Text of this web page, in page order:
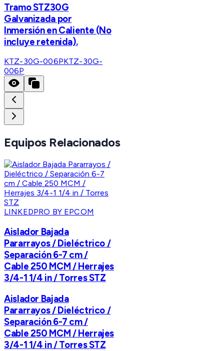
Tramo STZ30G
Galvanizada por
Inmersión en Caliente (No
incluye retenida).
KTZ-30G-006PKTZ-30G-
006P
Equipos Relacionados
LINKEDPRO BY EPCOM
Aislador Bajada
Pararrayos / Dieléctrico /
Separación 6-7 cm /
Cable 250 MCM / Herrajes
3/4-1 1/4 in / Torres STZ
Aislador Bajada
Pararrayos / Dieléctrico /
Separación 6-7 cm /
Cable 250 MCM / Herrajes
3/4-1 1/4 in / Torres STZ